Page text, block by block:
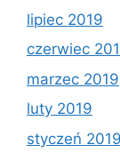
lipiec 2019
czerwiec
marzec 2019
luty 2019
styczeń 2019